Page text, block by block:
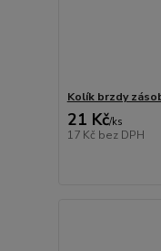
Kolík brzdy
21 Kč/ks
17 Kč bez DPH